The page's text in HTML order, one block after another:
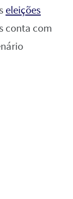
eleições
conta com